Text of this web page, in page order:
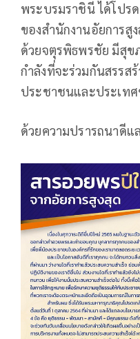
พระบรมราชินี ได้โปร
ของสำนักงานอัยการสู
ด้วยจตุรพิธพรชัย มีสุข
กำลังที่จะร่วมกันสรรส
ประชาชนและประเท
ด้วยความปรารถนาดีแ